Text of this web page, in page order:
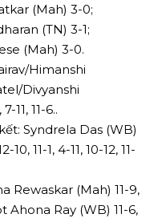
(Mah) 3-0;
(TN) 3-1;
(Mah) 3-0.
Himanshi
Divyanshi
11, 11-6..
Syndrela Das (WB)
11-1, 4-11, 10-12, 11-
Rewaskar (Mah) 11-9,
Ahona Ray (WB) 11-6,